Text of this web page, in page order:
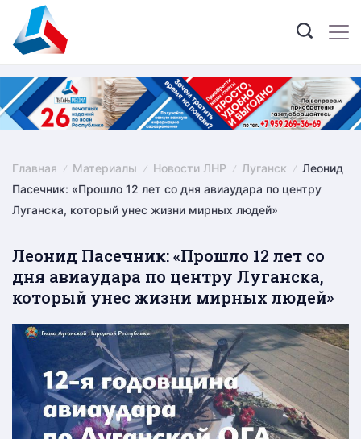
content
Главная Материалы Новости ЛНР Луганск
Леонид
Пасечник: «Прошло 12 лет со дня авиаудара по центру
Луганска, который унес жизни мирных людей»
Леонид Пасечник: «Прошло 12 лет со
дня авиаудара по центру Луганска,
который унес жизни мирных людей»